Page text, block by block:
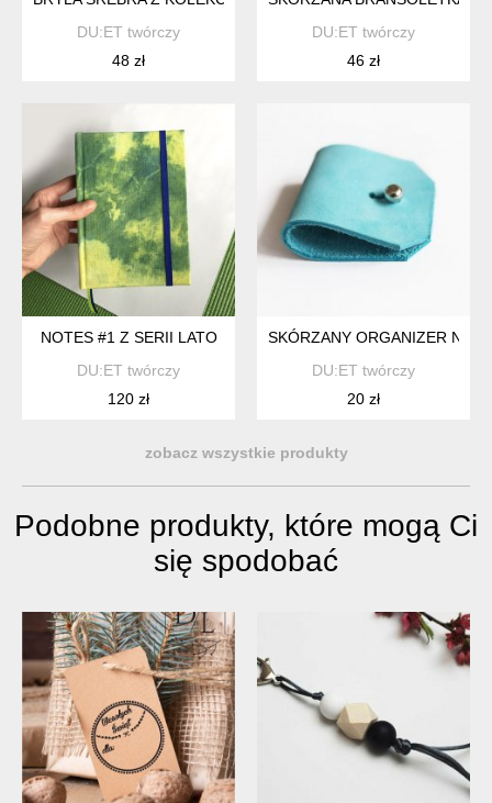
DU:ET twórczy
48 zł
DU:ET twórczy
46 zł
NOTES #1 Z SERII LATO
DU:ET twórczy
120 zł
SKÓRZANY ORGANIZER NA
DU:ET twórczy
20 zł
zobacz wszystkie produkty
Podobne produkty, które mogą Ci
się spodobać